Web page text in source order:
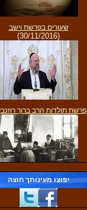
שעורים בפרשת וישב
(30/11/2016)
פרשת תולדות הרב ברוך
פרשת וישלח
יפוצו מעינותך חוצה